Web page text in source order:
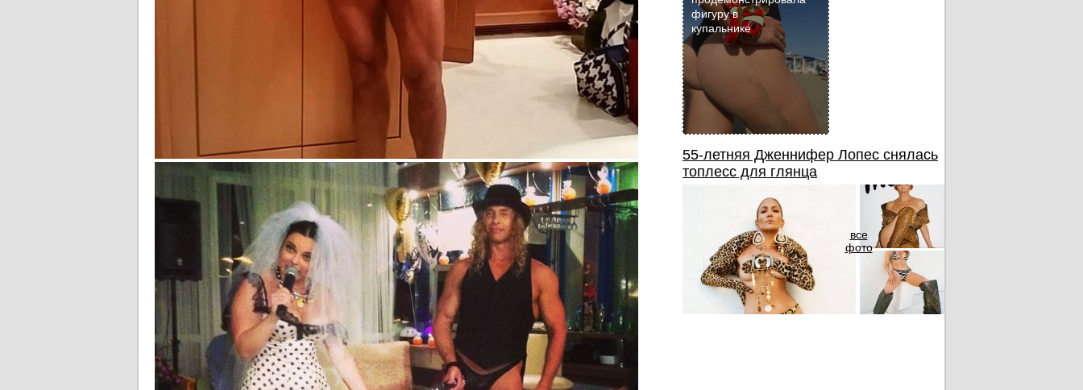
фигуру в
купальнике
55-летняя Дженнифер Лопес снялась
топлесс для глянца
все
фото